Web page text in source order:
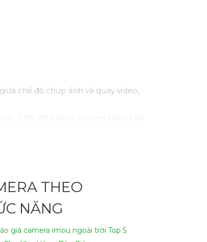
chế độ chụp ảnh và quay video,
không chỉ có micro kép tích
biến.
cần thêm thông tin hoặc gặp khó
THEO
NĂNG
giá camera imou ngoài trời Top 5